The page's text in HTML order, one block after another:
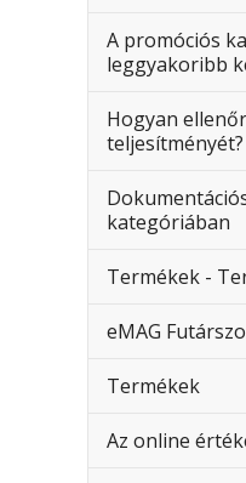
A promóciós
leggyakoribb
Hogyan
teljesítményét?
kategóriában
Termékek -
eMAG
Termékek
Az online